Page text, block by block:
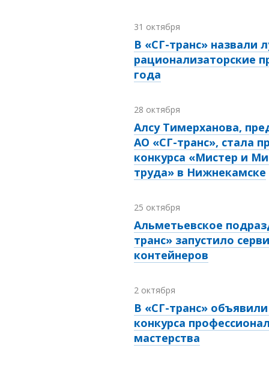
31 октября
В «СГ-транс» назвали
рационализаторские
года
28 октября
Алсу Тимерханова,
АО «СГ-транс», стала
конкурса «Мистер и
труда» в Нижнекамске
25 октября
Альметьевское
транс» запустило
контейнеров
2 октября
В «СГ-транс»
конкурса
мастерства